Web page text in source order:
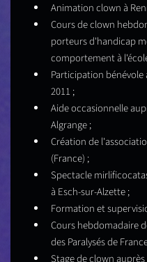
Animation clown à
Cours de clown
porteurs d'handicap
comportement à
Participation bénévole
2011 ;
Aide occasionnelle
Algrange ;
Création de
(France) ;
Spectacle
à Esch-sur-Alzette ;
Formation et
Cours hebdomadaire
des Paralysés de
Stage de clown